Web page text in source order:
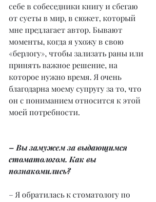
себе в собеседники книгу и сбегаю
от суеты в мир, в сюжет, который
мне предлагает автор. Бывают
моменты, когда я ухожу в свою
«берлогу», чтобы зализать раны или
принять важное решение, на
которое нужно время. Я очень
благодарна моему супругу за то, что
он с пониманием относится к этой
моей потребности.
– Вы замужем за выдающимся
стоматологом. Как вы
познакомились?
– Я обратилась к стоматологу по